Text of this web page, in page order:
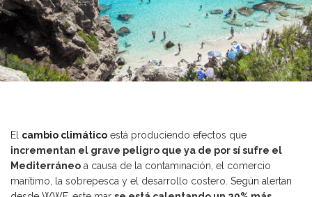
El cambio climático está produciendo efectos que
incrementan el grave peligro que ya de por sí sufre el
Mediterráneo a causa de la contaminación, el comercio
marítimo, la sobrepesca y el desarrollo costero. Según alertan